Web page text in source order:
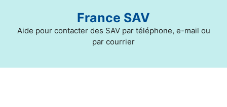
contenu
France SAV
Aide pour contacter des SAV par téléphone, e-mail ou
par courrier